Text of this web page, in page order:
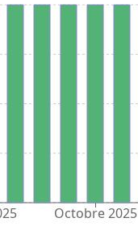
Octobre 2025